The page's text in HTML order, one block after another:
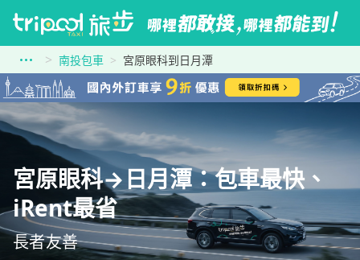
南投包車 宮原眼科到日月潭
宮原眼科→日月潭：包車最快、
iRent最省
長者友善